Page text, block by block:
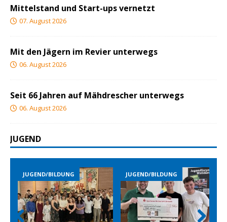
Mittelstand und Start-ups vernetzt
07. August 2026
Mit den Jägern im Revier unterwegs
06. August 2026
Seit 66 Jahren auf Mähdrescher unterwegs
06. August 2026
JUGEND
JUGEND/BILDUNG JUGEND/BILDUNG